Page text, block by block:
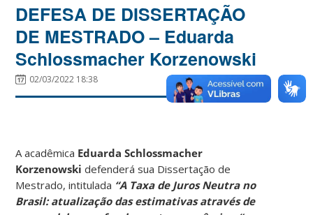
DEFESA DE DISSERTAÇÃO
DE MESTRADO – Eduarda
Schlossmacher Korzenowski
02/03/2022 18:38
A acadêmica Eduarda Schlossmacher
Korzenowski defenderá sua Dissertação de
Mestrado, intitulada “A Taxa de Juros Neutra no
Brasil: atualização das estimativas através de